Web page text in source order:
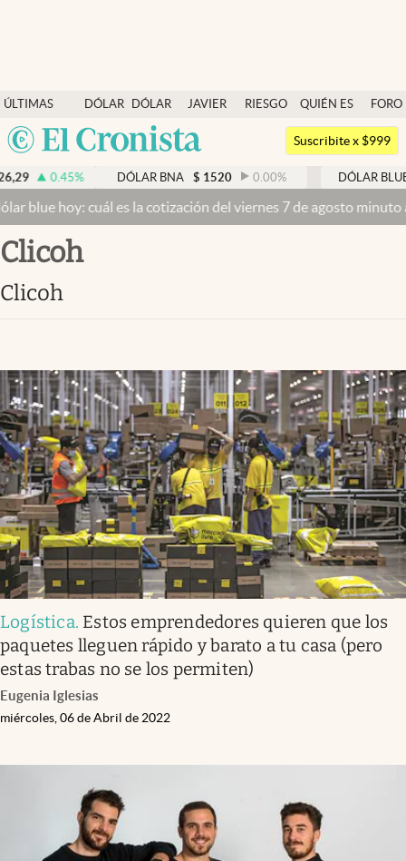
ÚLTIMAS
NOTICIAS
DÓLAR
DÓLAR
BLUE
JAVIER
RIESGO
QUIÉN ES
QUIÉN
FORO
Argentina
México
Dólar
Members
Economía y Política
Finanzas y Mercados
Mercados Online
Apertura
Infotechnology
Clase
Clima
Mundial 2026
Eventos Corporativos
El Cronista Studio
Mediakit
abre en nueva pestaña
Argentina
Suscribite x $999
0.45% DÓLAR BNA $ 1520 0.00% DÓLAR BLUE
blue hoy: cuál es la cotización del viernes 7 de agosto minuto a
Clicoh
Clicoh
Logística. Estos emprendedores quieren que los
paquetes lleguen rápido y barato a tu casa (pero
estas trabas no se los permiten)
Eugenia Iglesias
miércoles, 06 de Abril de 2022